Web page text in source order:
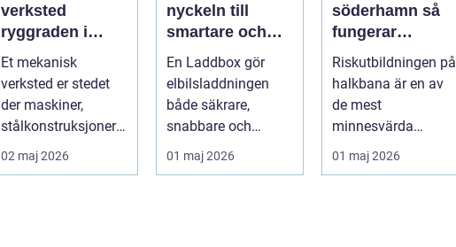
verksted
ryggraden i
moderne
industri
Et mekanisk
verksted er stedet
der maskiner,
stålkonstruksjoner
og tekniske
løsninger blir holdt i
02 maj 2026
nyckeln till
smartare och
tryggare
elbilsladdning
hemma
En Laddbox gör
elbilsladdningen
både säkrare,
snabbare och
billigare över tid. I
takt med att fler s...
01 maj 2026
söderhamn så
fungerar
riskutbildningen
och därför
spelar den roll
Riskutbildningen på
halkbana är en av
de mest
minnesvärda
delarna i vägen mot
körkort. Många
01 maj 2026